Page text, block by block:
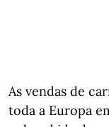
As vendas de
toda a Europa